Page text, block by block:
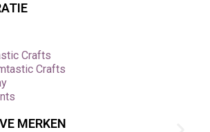
Crafts
Crafts
MERKEN